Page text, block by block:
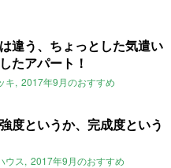
違う、ちょっとした気遣い
たアパート！
キ 2017年9月のおすすめ
度というか、完成度という
ウス 2017年9月のおすすめ